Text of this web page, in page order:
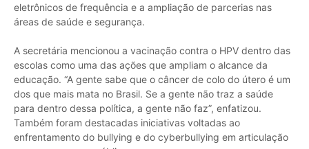
eletrônicos de frequência e a ampliação de parcerias nas
áreas de saúde e segurança.
A secretária mencionou a vacinação contra o HPV dentro das
escolas como uma das ações que ampliam o alcance da
educação. “A gente sabe que o câncer de colo do útero é um
dos que mais mata no Brasil. Se a gente não traz a saúde
para dentro dessa política, a gente não faz”, enfatizou.
Também foram destacadas iniciativas voltadas ao
enfrentamento do bullying e do cyberbullying em articulação